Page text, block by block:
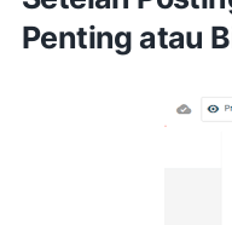
Penting atau